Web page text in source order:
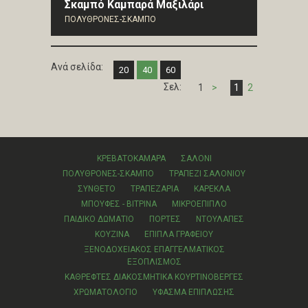
Σκαμπό Καμπαρά Μαξιλάρι
ΠΟΛΥΘΡΟΝΕΣ-ΣΚΑΜΠΟ
Ανά σελίδα: 20 40 60
Σελ: 1 > 1 2
ΚΡΕΒΑΤΟΚΑΜΑΡΑ
ΣΑΛΟΝΙ
ΠΟΛΥΘΡΟΝΕΣ-ΣΚΑΜΠΟ
ΤΡΑΠΕΖΙ ΣΑΛΟΝΙΟΥ
ΣΥΝΘΕΤΟ
ΤΡΑΠΕΖΑΡΙΑ
ΚΑΡΕΚΛΑ
ΜΠΟΥΦΕΣ - ΒΙΤΡΙΝΑ
ΜΙΚΡΟΕΠΙΠΛΟ
ΠΑΙΔΙΚΟ ΔΩΜΑΤΙΟ
ΠΟΡΤΕΣ
ΝΤΟΥΛΑΠΕΣ
ΚΟΥΖΙΝΑ
ΕΠΙΠΛΑ ΓΡΑΦΕΙΟΥ
ΞΕΝΟΔΟΧΕΙΑΚΟΣ ΕΠΑΓΓΕΛΜΑΤΙΚΟΣ
ΕΞΟΠΛΙΣΜΟΣ
ΚΑΘΡΕΦΤΕΣ ΔΙΑΚΟΣΜΗΤΙΚΑ ΚΟΥΡΤΙΝΟΒΕΡΓΕΣ
ΧΡΩΜΑΤΟΛΟΓΙΟ
ΥΦΑΣΜΑ ΕΠΙΠΛΩΣΗΣ